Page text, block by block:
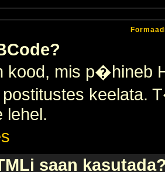
kood, mis p�hineb
keelata.
lehel.
saan